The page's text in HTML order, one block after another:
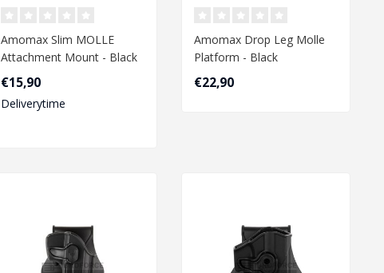
Amomax Slim MOLLE
Attachment Mount - Black
€15,90
Deliverytime
Amomax Drop Leg Molle
Platform - Black
€22,90